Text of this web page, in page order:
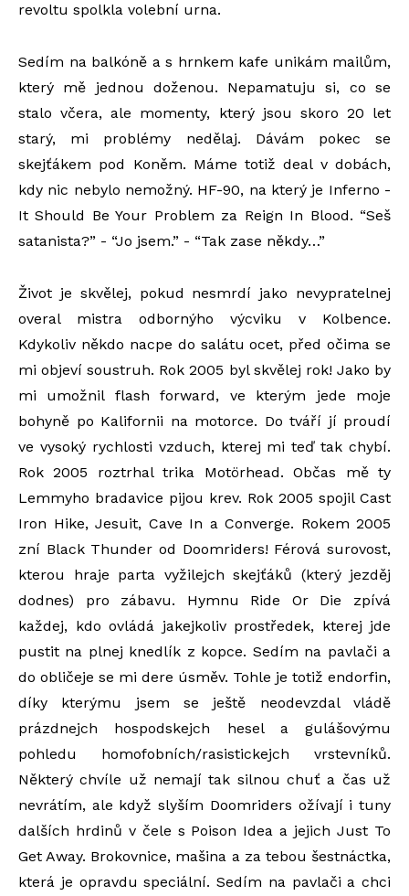
revoltu spolkla volební urna.
Sedím na balkóně a s hrnkem kafe unikám mailům,
který mě jednou doženou. Nepamatuju si, co se
stalo včera, ale momenty, který jsou skoro 20 let
starý, mi problémy nedělaj. Dávám pokec se
skejťákem pod Koněm. Máme totiž deal v dobách,
kdy nic nebylo nemožný. HF-90, na který je Inferno -
It Should Be Your Problem za Reign In Blood. “Seš
satanista?” - “Jo jsem.” - “Tak zase někdy…”
Život je skvělej, pokud nesmrdí jako nevypratelnej
overal mistra odbornýho výcviku v Kolbence.
Kdykoliv někdo nacpe do salátu ocet, před očima se
mi objeví soustruh. Rok 2005 byl skvělej rok! Jako by
mi umožnil flash forward, ve kterým jede moje
bohyně po Kalifornii na motorce. Do tváří jí proudí
ve vysoký rychlosti vzduch, kterej mi teď tak chybí.
Rok 2005 roztrhal trika Motörhead. Občas mě ty
Lemmyho bradavice pijou krev. Rok 2005 spojil Cast
Iron Hike, Jesuit, Cave In a Converge. Rokem 2005
zní Black Thunder od Doomriders! Férová surovost,
kterou hraje parta vyžilejch skejťáků (který jezděj
dodnes) pro zábavu. Hymnu Ride Or Die zpívá
každej, kdo ovládá jakejkoliv prostředek, kterej jde
pustit na plnej knedlík z kopce. Sedím na pavlači a
do obličeje se mi dere úsměv. Tohle je totiž endorfin,
díky kterýmu jsem se ještě neodevzdal vládě
prázdnejch hospodskejch hesel a gulášovýmu
pohledu homofobních/rasistickejch vrstevníků.
Některý chvíle už nemají tak silnou chuť a čas už
nevrátím, ale když slyším Doomriders ožívají i tuny
dalších hrdinů v čele s Poison Idea a jejich Just To
Get Away. Brokovnice, mašina a za tebou šestnáctka,
která je opravdu speciální. Sedím na pavlači a chci